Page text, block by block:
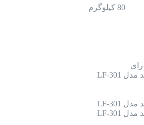
80 کیلوگرم